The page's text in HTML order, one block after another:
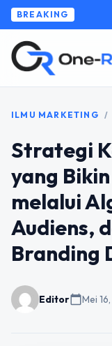
BREAKING
ILMU MARKETING /
Strategi
yang
melalui
Audiens,
Branding
Editorcalendar_todayMei